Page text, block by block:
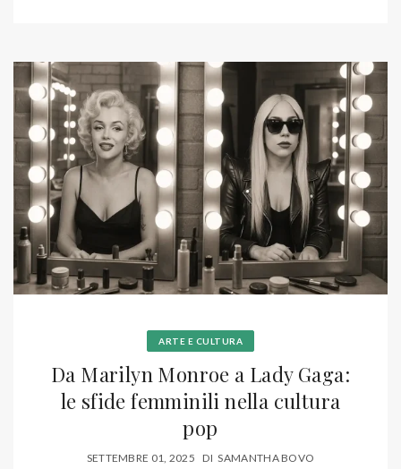
ARTE E CULTURA
Da Marilyn Monroe a Lady Gaga:
le sfide femminili nella cultura
pop
SETTEMBRE 01, 2025 DI SAMANTHA BOVO